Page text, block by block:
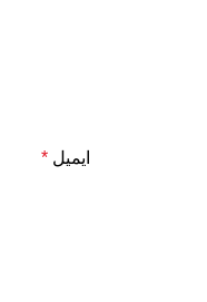
ایمیل *